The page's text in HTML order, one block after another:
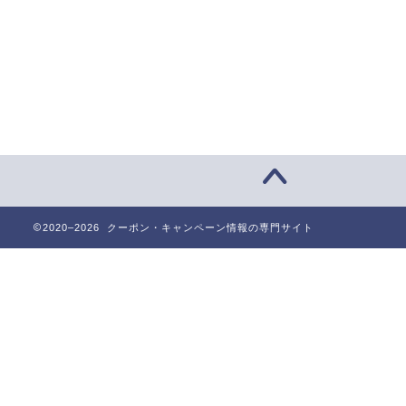
2020–2026 クーポン・キャンペーン情報の専門サイト